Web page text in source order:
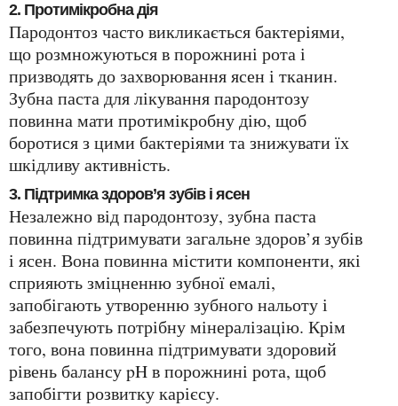
2. Протимікробна дія
Пародонтоз часто викликається бактеріями,
що розмножуються в порожнині рота і
призводять до захворювання ясен і тканин.
Зубна паста для лікування пародонтозу
повинна мати протимікробну дію, щоб
боротися з цими бактеріями та знижувати їх
шкідливу активність.
3. Підтримка здоров’я зубів і ясен
Незалежно від пародонтозу, зубна паста
повинна підтримувати загальне здоров’я зубів
і ясен. Вона повинна містити компоненти, які
сприяють зміцненню зубної емалі,
запобігають утворенню зубного нальоту і
забезпечують потрібну мінералізацію. Крім
того, вона повинна підтримувати здоровий
рівень балансу pH в порожнині рота, щоб
запобігти розвитку карієсу.